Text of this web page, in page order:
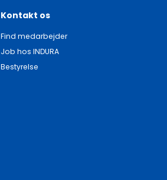
Kontakt os
Find medarbejder
Job hos INDURA
Bestyrelse